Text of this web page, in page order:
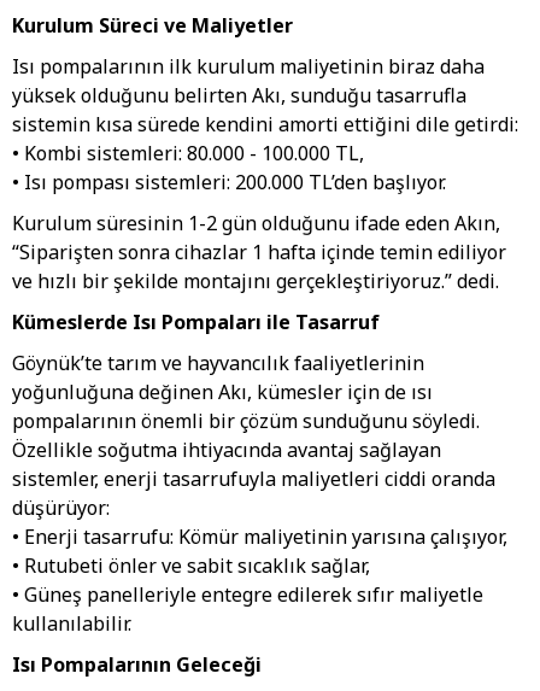
Kurulum Süreci ve Maliyetler
Isı pompalarının ilk kurulum maliyetinin biraz daha
yüksek olduğunu belirten Akı, sunduğu tasarrufla
sistemin kısa sürede kendini amorti ettiğini dile getirdi:
• Kombi sistemleri: 80.000 - 100.000 TL,
• Isı pompası sistemleri: 200.000 TL’den başlıyor.
Kurulum süresinin 1-2 gün olduğunu ifade eden Akın,
“Siparişten sonra cihazlar 1 hafta içinde temin ediliyor
ve hızlı bir şekilde montajını gerçekleştiriyoruz.” dedi.
Kümeslerde Isı Pompaları ile Tasarruf
Göynük’te tarım ve hayvancılık faaliyetlerinin
yoğunluğuna değinen Akı, kümesler için de ısı
pompalarının önemli bir çözüm sunduğunu söyledi.
Özellikle soğutma ihtiyacında avantaj sağlayan
sistemler, enerji tasarrufuyla maliyetleri ciddi oranda
düşürüyor:
• Enerji tasarrufu: Kömür maliyetinin yarısına çalışıyor,
• Rutubeti önler ve sabit sıcaklık sağlar,
• Güneş panelleriyle entegre edilerek sıfır maliyetle
kullanılabilir.
Isı Pompalarının Geleceği